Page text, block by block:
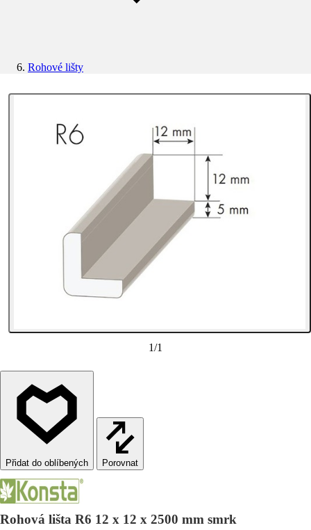
Rohové lišty
1/1
Porovnat
Rohová lišta R6 12 x 12 x 2500 mm smrk